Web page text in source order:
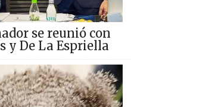
se reunió con
y De La Espriella